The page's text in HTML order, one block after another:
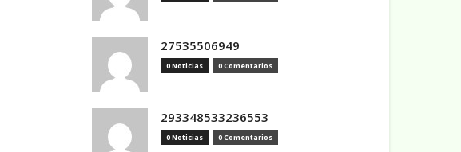
27535506949
0 Noticias 0 Comentarios
293348533236553
0 Noticias 0 Comentarios